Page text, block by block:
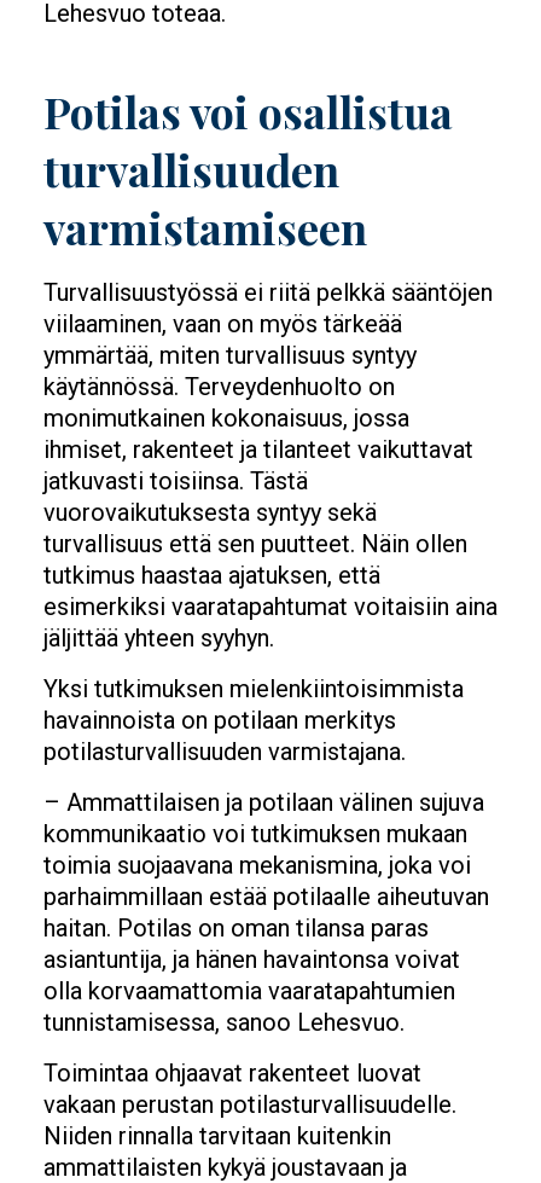
Lehesvuo toteaa.
Potilas voi osallistua
turvallisuuden
varmistamiseen
Turvallisuustyössä ei riitä pelkkä sääntöjen
viilaaminen, vaan on myös tärkeää
ymmärtää, miten turvallisuus syntyy
käytännössä. Terveydenhuolto on
monimutkainen kokonaisuus, jossa
ihmiset, rakenteet ja tilanteet vaikuttavat
jatkuvasti toisiinsa. Tästä
vuorovaikutuksesta syntyy sekä
turvallisuus että sen puutteet. Näin ollen
tutkimus haastaa ajatuksen, että
esimerkiksi vaaratapahtumat voitaisiin aina
jäljittää yhteen syyhyn.
Yksi tutkimuksen mielenkiintoisimmista
havainnoista on potilaan merkitys
potilasturvallisuuden varmistajana.
– Ammattilaisen ja potilaan välinen sujuva
kommunikaatio voi tutkimuksen mukaan
toimia suojaavana mekanismina, joka voi
parhaimmillaan estää potilaalle aiheutuvan
haitan. Potilas on oman tilansa paras
asiantuntija, ja hänen havaintonsa voivat
olla korvaamattomia vaaratapahtumien
tunnistamisessa, sanoo Lehesvuo.
Toimintaa ohjaavat rakenteet luovat
vakaan perustan potilasturvallisuudelle.
Niiden rinnalla tarvitaan kuitenkin
ammattilaisten kykyä joustavaan ja